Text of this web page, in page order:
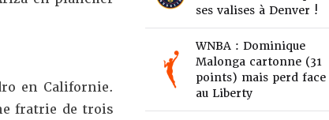
en Californie.
fratrie de trois
ses valises à Denver !
WNBA : Dominique
Malonga cartonne (31
points) mais perd face
au Liberty